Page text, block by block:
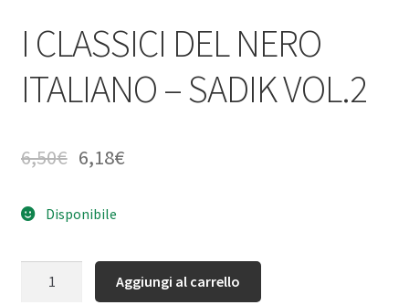
I CLASSICI DEL NERO
ITALIANO – SADIK VOL.2
6,50€ 6,18€
Disponibile
Aggiungi al carrello